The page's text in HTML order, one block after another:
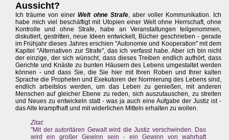
Aussicht?
Ich träume von einerWelt ohne Strafe, aber voller Kommunikation. Ich
habe mich viel beschäftigt mit Utopien einer Welt ohne Herrschaft, ohne
Kontrolle und ohne Strafe, habe an Veranstaltungen teilgenommen,
diskutiert, gestritten, neue Ideen entwickelt, Bücher geschrieben - gerade
im Frühjahr dieses Jahres erschien "Autonomie und Kooperation" mit dem
Kapitel "Alternativen zur Strafe", das ich verfasst habe. Aber ich bin nicht
der einzige, der sich wünscht, dass dieses Treiben endlich aufhört, dass
Gerichte und Knäste zu bunten Häusern des Lebens umgestaltet werden
können - und dass Sie, die Sie hier mit Ihren Roben und Ihrer kalten
Sprache die Propheten und Exekutoren der Normierung des Lebens sind,
endlich arbeitslos werden, um das Leben zu genießen, mit anderen
Menschen auf gleicher Ebene zu reden, sich auszutauschen, zu streiten
und Neues zu entwickeln statt - was ja auch eine Aufgabe der Justiz ist -
das Alte krampfhaft und mit widerlichen Mitteln erhalten zu wollen.
Zitat:
"Mit der autoritären Gewalt wird die Justiz verschwinden. Das
wird ein großer Gewinn sein - ein Gewinn von wahrhaft